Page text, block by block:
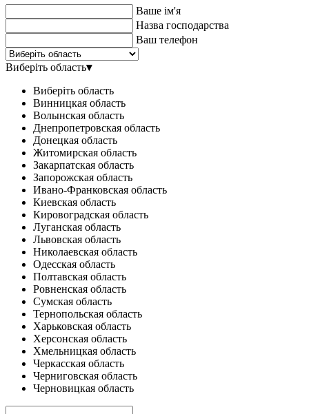
Ваше ім'я
Назва господарства
Ваш телефон
Виберіть область▾
Виберіть область
Винницкая область
Волынская область
Днепропетровская область
Донецкая область
Житомирская область
Закарпатская область
Запорожская область
Ивано-Франковская область
Киевская область
Кировоградская область
Луганская область
Львовская область
Николаевская область
Одесская область
Полтавская область
Ровненская область
Сумская область
Тернопольская область
Харьковская область
Херсонская область
Хмельницкая область
Черкасская область
Черниговская область
Черновицкая область